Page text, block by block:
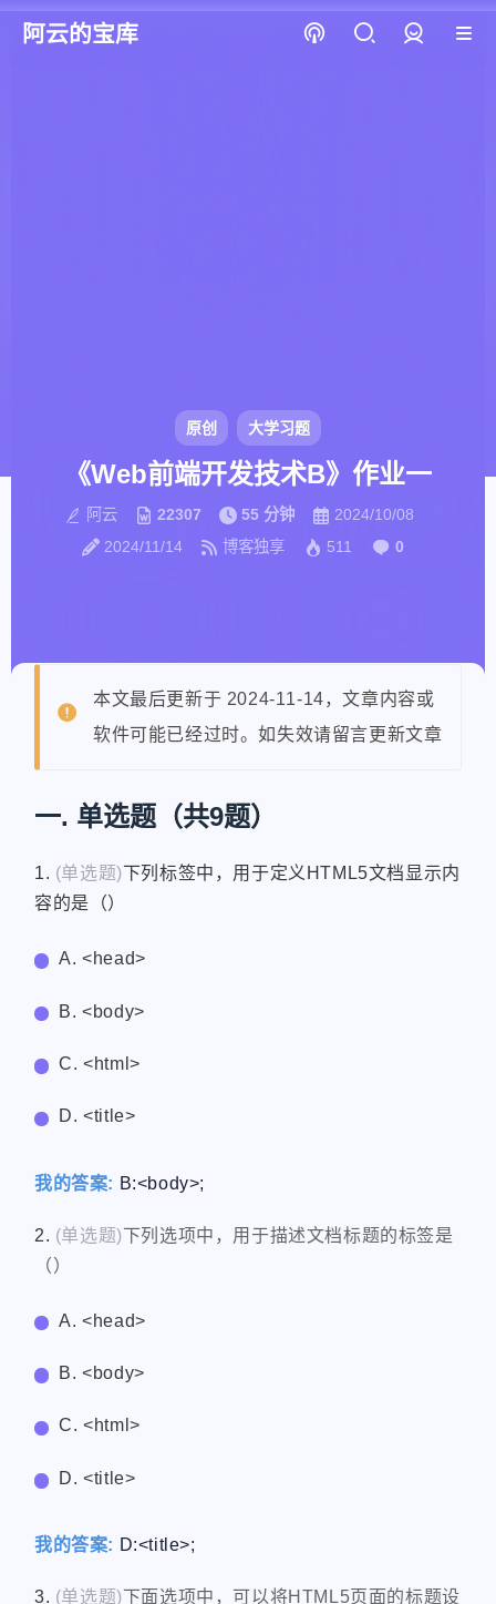
阿云的宝库
原创 大学习题
《Web前端开发技术B》作业一
阿云 22307 55 分钟
2024/10/08
2024/11/14
博客独享 511 0
本文最后更新于 2024-11-14，文章内容或
软件可能已经过时。如失效请留言更新文章
一. 单选题（共9题）
1. (单选题)下列标签中，用于定义HTML5文档显示内
容的是（）
A.<head>
B.<body>
C.<html>
D.<title>
我的答案: B:<body>;
2. (单选题)下列选项中，用于描述文档标题的标签是
（）
A. <head>
B. <body>
C. <html>
D. <title>
我的答案: D:<title>;
3. (单选题)下面选项中，可以将HTML5页面的标题设